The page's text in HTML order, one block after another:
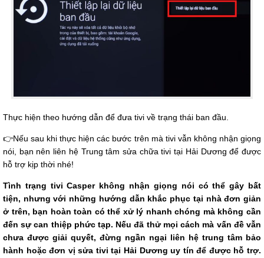
Thực hiện theo hướng dẫn để đưa tivi về trạng thái ban đầu.
👉Nếu sau khi thực hiện các bước trên mà tivi vẫn không nhận giọng
nói, bạn nên liên hệ Trung tâm sửa chữa tivi tại Hải Dương để được
hỗ trợ kịp thời nhé!
Tình trạng tivi Casper không nhận giọng nói có thể gây bất
tiện, nhưng với những hướng dẫn khắc phục tại nhà đơn giản
ở trên, bạn hoàn toàn có thể xử lý nhanh chóng mà không cần
đến sự can thiệp phức tạp. Nếu đã thử mọi cách mà vấn đề vẫn
chưa được giải quyết, đừng ngần ngại liên hệ trung tâm bảo
hành hoặc đơn vị sửa tivi tại Hải Dương uy tín để được hỗ trợ.